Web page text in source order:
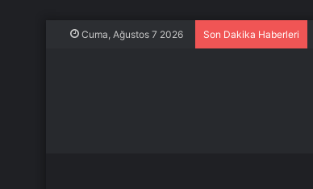
Cuma, Ağustos 7 2026 Son Dakika Haberleri